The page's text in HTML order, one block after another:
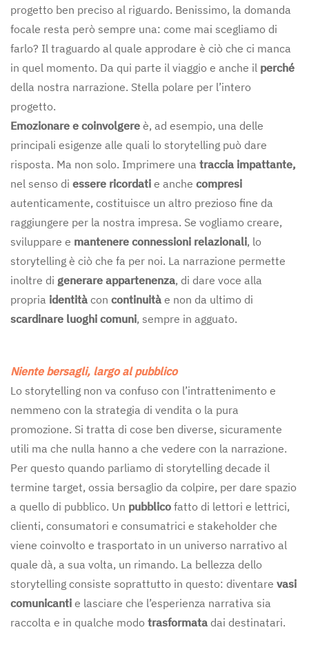
progetto ben preciso al riguardo. Benissimo, la domanda
focale resta però sempre una: come mai scegliamo di
farlo? Il traguardo al quale approdare è ciò che ci manca
in quel momento. Da qui parte il viaggio e anche il perché
della nostra narrazione. Stella polare per l’intero
progetto.
Emozionare e coinvolgere è, ad esempio, una delle
principali esigenze alle quali lo storytelling può dare
risposta. Ma non solo. Imprimere una traccia impattante,
nel senso di essere ricordati e anche compresi
autenticamente, costituisce un altro prezioso fine da
raggiungere per la nostra impresa. Se vogliamo creare,
sviluppare e mantenere connessioni relazionali, lo
storytelling è ciò che fa per noi. La narrazione permette
inoltre di generare appartenenza, di dare voce alla
propria identità con continuità e non da ultimo di
scardinare luoghi comuni, sempre in agguato.
Niente bersagli, largo al pubblico
Lo storytelling non va confuso con l’intrattenimento e
nemmeno con la strategia di vendita o la pura
promozione. Si tratta di cose ben diverse, sicuramente
utili ma che nulla hanno a che vedere con la narrazione.
Per questo quando parliamo di storytelling decade il
termine target, ossia bersaglio da colpire, per dare spazio
a quello di pubblico. Un pubblico fatto di lettori e lettrici,
clienti, consumatori e consumatrici e stakeholder che
viene coinvolto e trasportato in un universo narrativo al
quale dà, a sua volta, un rimando. La bellezza dello
storytelling consiste soprattutto in questo: diventare vasi
comunicanti e lasciare che l’esperienza narrativa sia
raccolta e in qualche modo trasformata dai destinatari.